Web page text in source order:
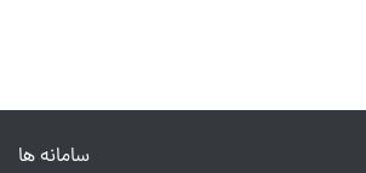
سامانه ها